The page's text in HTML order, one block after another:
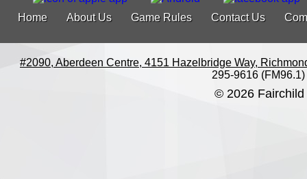
Home About Us Game Rules Contact Us
#2090, Aberdeen Centre, 4151 Hazelbridge Way,
295-9616 (FM96.1)
© 2026 Fairchild